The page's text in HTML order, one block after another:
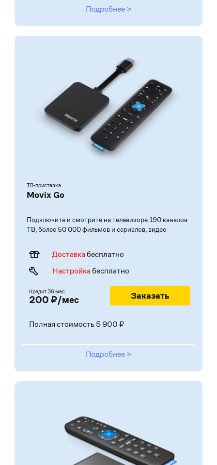
Подробнее >
ТВ-приставка
Movix Go
Подключите и смотрите на телевизоре 190 каналов
ТВ, более 50 000 фильмов и сериалов, видео
Доставкабесплатно
Настройкабесплатно
Кредит36 мес.
200 ₽/мес Заказать
Полная стоимость 5 900 ₽
Подробнее >